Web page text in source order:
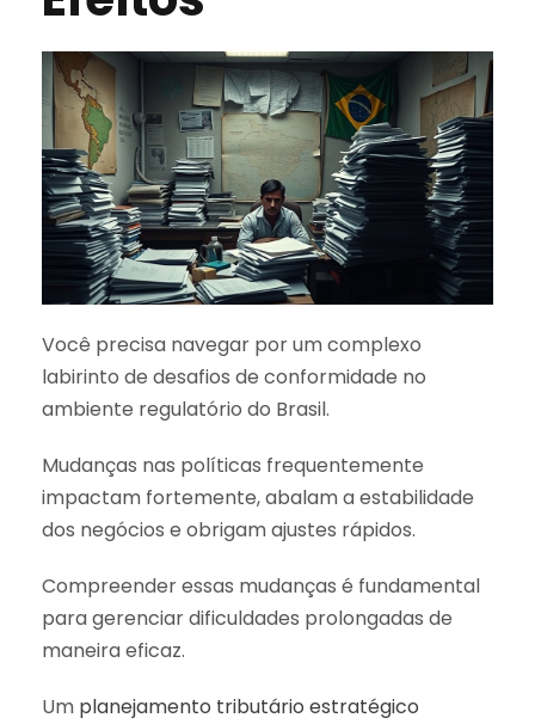
Você precisa navegar por um complexo
labirinto de desafios de conformidade no
ambiente regulatório do Brasil.
Mudanças nas políticas frequentemente
impactam fortemente, abalam a estabilidade
dos negócios e obrigam ajustes rápidos.
Compreender essas mudanças é fundamental
para gerenciar dificuldades prolongadas de
maneira eficaz.
Um planejamento tributário estratégico